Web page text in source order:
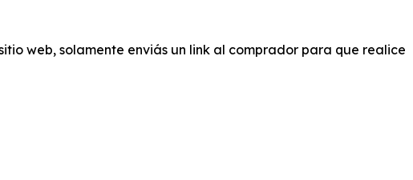
web, solamente enviás un link al comprador para que realice